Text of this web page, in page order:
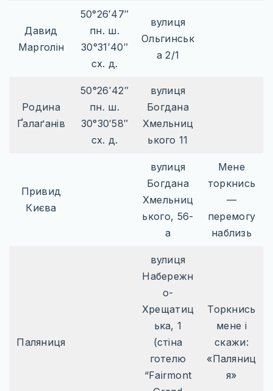
Давид
Марголін
50°26′47″
пн. ш.
30°31′40″
сх. д.
вулиця
Ольгинськ
а 2/1
Родина
Ґалаґанів
50°26′42″
пн. ш.
30°30′58″
сх. д.
вулиця
Богдана
Хмельниц
ького 11
Привид
Києва
вулиця
Богдана
Хмельниц
ького, 56-
а
Мене
торкнись
—
перемогу
наблизь
Паляниця
вулиця
Набережн
о-
Хрещатиц
ька, 1
(стіна
готелю
“Fairmont
Торкнись
мене і
скажи:
«Паляниц
я»